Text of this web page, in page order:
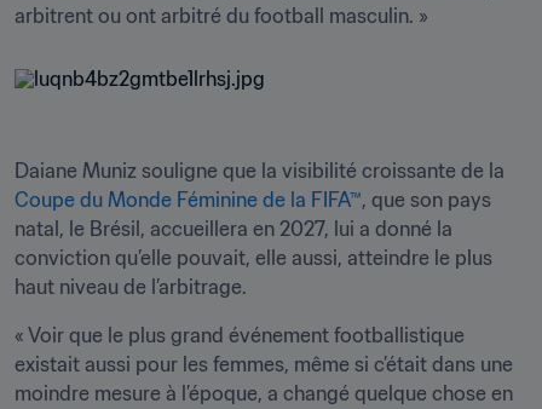
arbitrent ou ont arbitré du football masculin. »
Coupe du Monde Féminine de la FIFA™, que son pays
natal, le Brésil, accueillera en 2027, lui a donné la
conviction qu’elle pouvait, elle aussi, atteindre le plus
haut niveau de l’arbitrage.
« Voir que le plus grand événement footballistique
existait aussi pour les femmes, même si c’était dans une
moindre mesure à l’époque, a changé quelque chose en